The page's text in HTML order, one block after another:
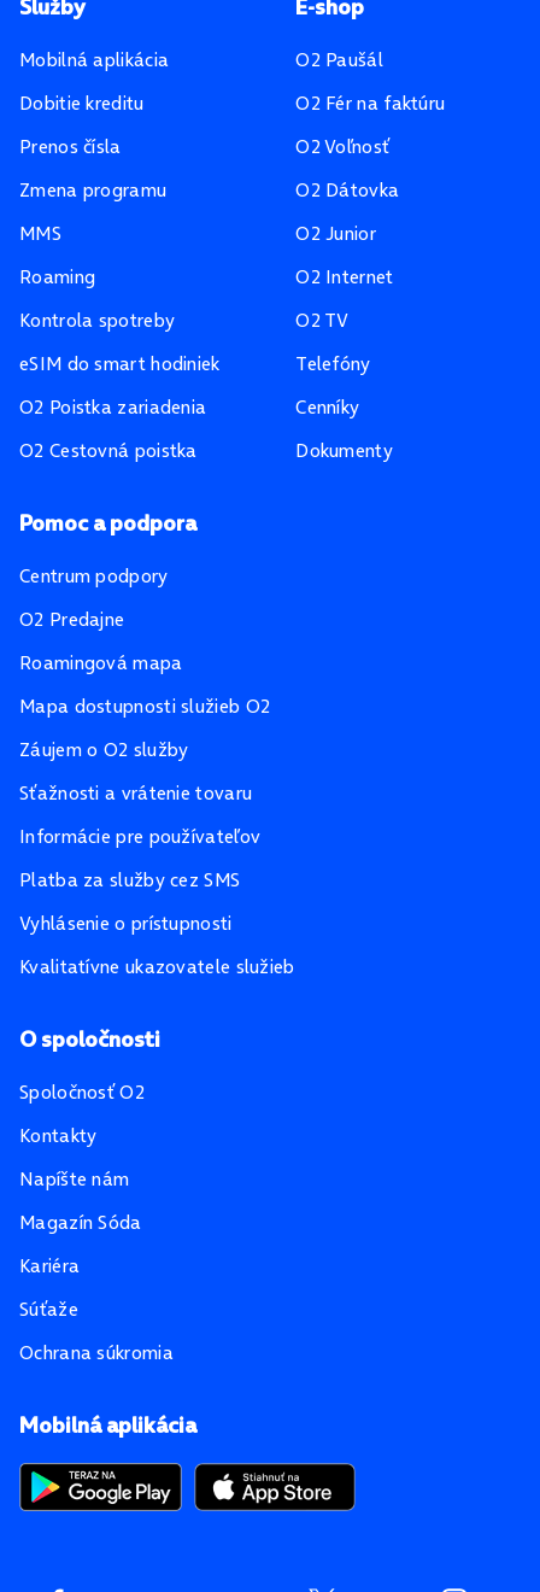
Mobilná aplikácia
Služby
Mobilná aplikácia
Dobitie kreditu
Prenos čísla
Zmena programu
MMS
Roaming
Kontrola spotreby
eSIM do smart hodiniek
O2 Poistka zariadenia
O2 Cestovná poistka
E-shop
O2 Paušál
O2 Fér na faktúru
O2 Voľnosť
O2 Dátovka
O2 Junior
O2 Internet
O2 TV
Telefóny
Cenníky
Dokumenty
Pomoc a podpora
Centrum podpory
O2 Predajne
Roamingová mapa
Mapa dostupnosti služieb O2
Záujem o O2 služby
Sťažnosti a vrátenie tovaru
Informácie pre používateľov
Platba za služby cez SMS
Vyhlásenie o prístupnosti
Kvalitatívne ukazovatele služieb
O spoločnosti
Spoločnosť O2
Kontakty
Napíšte nám
Magazín Sóda
Kariéra
Súťaže
Ochrana súkromia